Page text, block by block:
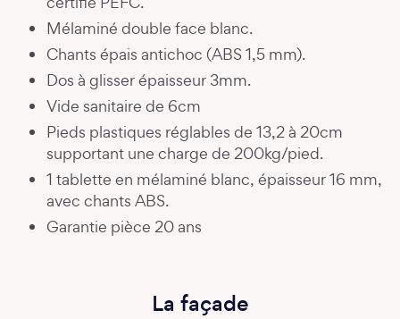
Mélaminé double face blanc.
Chants épais antichoc (ABS 1,5 mm).
Dos à glisser épaisseur 3mm.
Vide sanitaire de 6cm
Pieds plastiques réglables de 13,2 à 20cm
supportant une charge de 200kg/pied.
1 tablette en mélaminé blanc, épaisseur 16 mm,
avec chants ABS.
Garantie pièce 20 ans
La façade